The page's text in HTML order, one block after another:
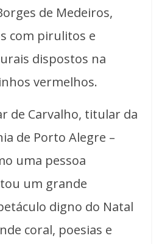
de Medeiros,
com pirulitos e
dispostos na
vermelhos.
de Carvalho, titular da
de Porto Alegre –
uma pessoa
um grande
digno do Natal
coral, poesias e